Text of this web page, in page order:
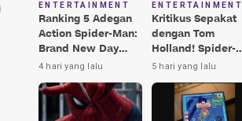
ENTERTAINMENT
Ranking 5 Adegan
Action Spider-Man:
Brand New Day
Terbaik, Nomor 3
4 hari yang lalu
ENTERTAINMENT
Kritikus Sepakat
dengan Tom
Holland! Spider-
Man: Brand New
Terbaik Era MCU
5 hari yang lalu